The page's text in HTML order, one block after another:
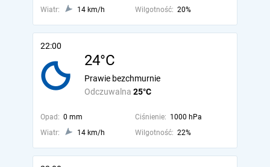
Wiatr:
14 km/h Wilgotność: 20%
22:00
24°C
Odczuwalna 25°C
Prawie bezchmurnie
Opad: 0 mm Ciśnienie: 1000 hPa
Wiatr:
14 km/h Wilgotność: 22%